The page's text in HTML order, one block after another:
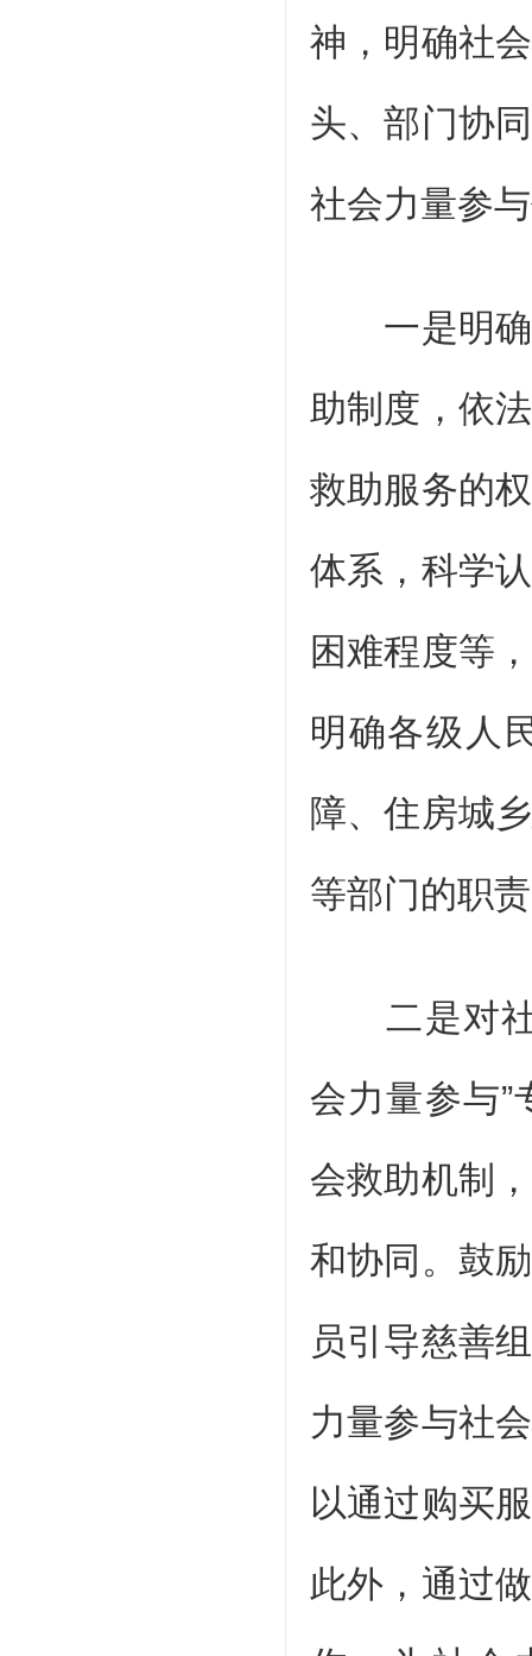
神，明确社
头、部门协
社会力量参
一是明确
助制度，依
救助服务的
体系，科学
困难程度等
明确各级人
障、住房城
等部门的职
二是对社
会力量参与
会救助机制
和协同。鼓
员引导慈善
力量参与社
以通过购买
此外，通过